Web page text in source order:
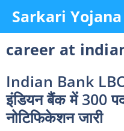
content
Sarkari Yojana
career at
Indian Bank
इंडियन बैंक में 300
नोटिफिकेशन जारी